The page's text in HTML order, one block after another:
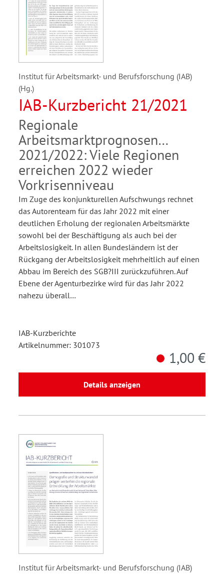
Institut für Arbeitsmarkt- und Berufsforschung (IAB)
(Hg.)
IAB-Kurzbericht 21/2021
Regionale
Arbeitsmarktprognosen
2021/2022: Viele Regionen
erreichen 2022 wieder
Vorkrisenniveau
Im Zuge des konjunkturellen Aufschwungs rechnet
das Autorenteam für das Jahr 2022 mit einer
deutlichen Erholung der regionalen Arbeitsmärkte
sowohl bei der Beschäftigung als auch bei der
Arbeitslosigkeit. In allen Bundesländern ist der
Rückgang der Arbeitslosigkeit mehrheitlich auf einen
Abbau im Bereich des SGB?III zurückzuführen. Auf
Ebene der Agenturbezirke wird für das Jahr 2022
nahezu überall…
IAB-Kurzberichte
Artikelnummer: 301073
1,00 €
Details anzeigen
Institut für Arbeitsmarkt- und Berufsforschung (IAB)